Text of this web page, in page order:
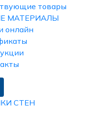
товары
МАТЕРИАЛЫ
онлайн
СТЕН